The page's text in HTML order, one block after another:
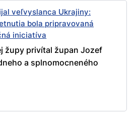
veľvyslanca Ukrajiny:
bola pripravovaná
iniciatíva
župy privítal župan Jozef
a splnomocneného